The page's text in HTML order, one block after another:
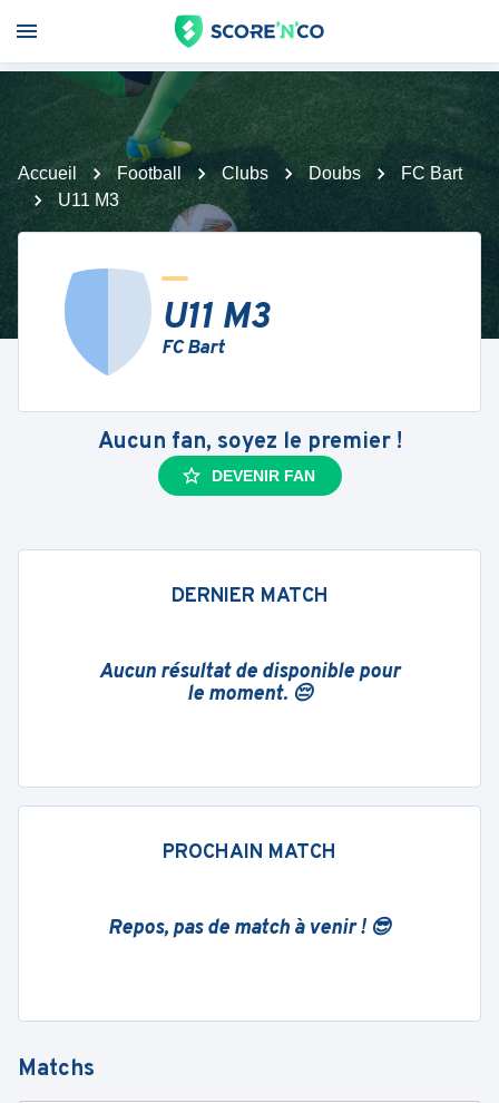
Accueil Football Clubs Doubs
FC Bart
U11 M3
U11 M3
FC Bart
Aucun fan, soyez le premier !
DEVENIR FAN
DERNIER MATCH
Aucun résultat de disponible pour
le moment. 😔
PROCHAIN MATCH
Repos, pas de match à venir ! 😎
Matchs